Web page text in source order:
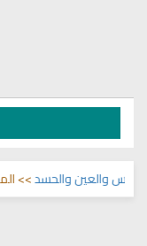
والحسد>>